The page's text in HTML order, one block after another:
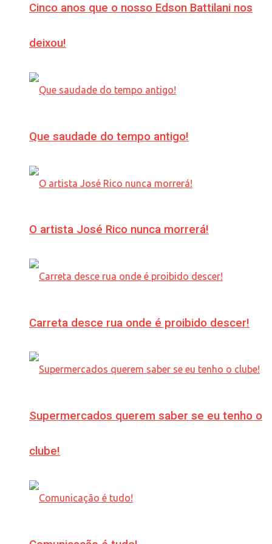
Cinco anos que o nosso Edson Battilani nos
deixou!
Que saudade do tempo antigo!
O artista José Rico nunca morrerá!
Carreta desce rua onde é proibido descer!
Supermercados querem saber se eu tenho o
clube!